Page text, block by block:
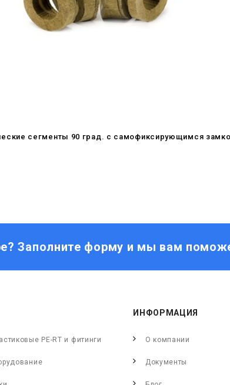
сегменты 90 град. с самофиксирующимся
Заполните форму и мы вам
PE-RT и фитинги
ИНФОРМАЦИЯ
О компании
Документы